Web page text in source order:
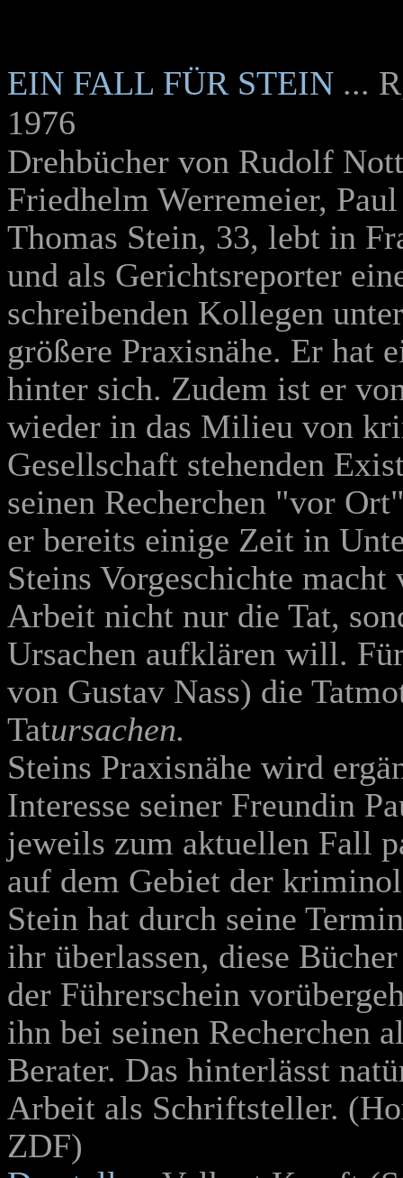
EIN FALL FÜR STEIN ...
1976
Drehbücher von Rudolf
Friedhelm Werremeier,
Thomas Stein, 33, lebt in
und als Gerichtsreporter
schreibenden Kollegen
größere Praxisnähe. Er hat
hinter sich. Zudem ist er
wieder in das Milieu von
Gesellschaft stehenden
seinen Recherchen "vor
er bereits einige Zeit in
Steins Vorgeschichte
Arbeit nicht nur die Tat,
Ursachen aufklären will.
von Gustav Nass) die
Tatursachen.
Steins Praxisnähe wird
Interesse seiner Freundin
jeweils zum aktuellen Fall
auf dem Gebiet der
Stein hat durch seine
ihr überlassen, diese
der Führerschein
ihn bei seinen Recherchen
Berater. Das hinterlässt
Arbeit als Schriftsteller.
ZDF)